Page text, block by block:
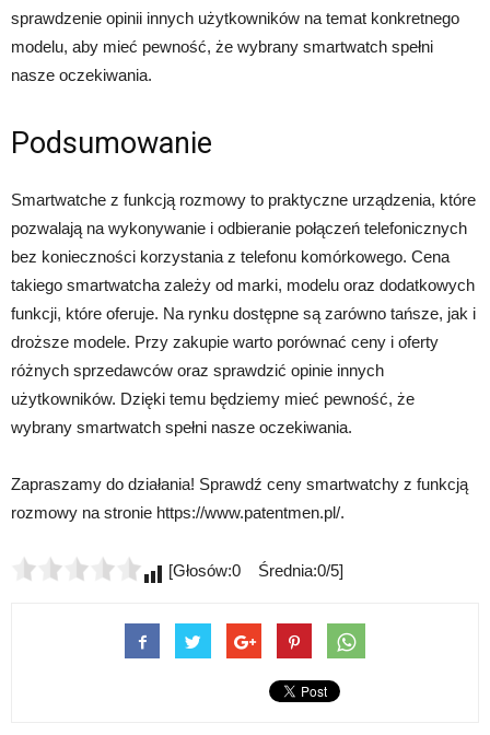
sprawdzenie opinii innych użytkowników na temat konkretnego
modelu, aby mieć pewność, że wybrany smartwatch spełni
nasze oczekiwania.
Podsumowanie
Smartwatche z funkcją rozmowy to praktyczne urządzenia, które
pozwalają na wykonywanie i odbieranie połączeń telefonicznych
bez konieczności korzystania z telefonu komórkowego. Cena
takiego smartwatcha zależy od marki, modelu oraz dodatkowych
funkcji, które oferuje. Na rynku dostępne są zarówno tańsze, jak i
droższe modele. Przy zakupie warto porównać ceny i oferty
różnych sprzedawców oraz sprawdzić opinie innych
użytkowników. Dzięki temu będziemy mieć pewność, że
wybrany smartwatch spełni nasze oczekiwania.
Zapraszamy do działania! Sprawdź ceny smartwatchy z funkcją
rozmowy na stronie https://www.patentmen.pl/.
[Głosów:0 Średnia:0/5]